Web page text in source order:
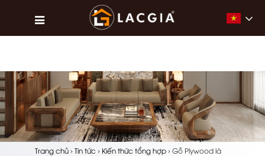
Trang chủ ›Tin tức › Kiến thức tổng hợp ›Gỗ Plywood là